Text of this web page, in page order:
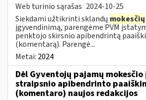
Web turinio sąrašas 2024-10-25
Siekdami užtikrinti sklandų mokesčių
įgyvendinimą, parengėme PVM
penktojo skirsnio apibendrintą
(komentarą). Parengė...
Metai: 2024
Dėl Gyventojų pajamų
straipsnio apibendrinto
(komentaro) naujos redakcijos